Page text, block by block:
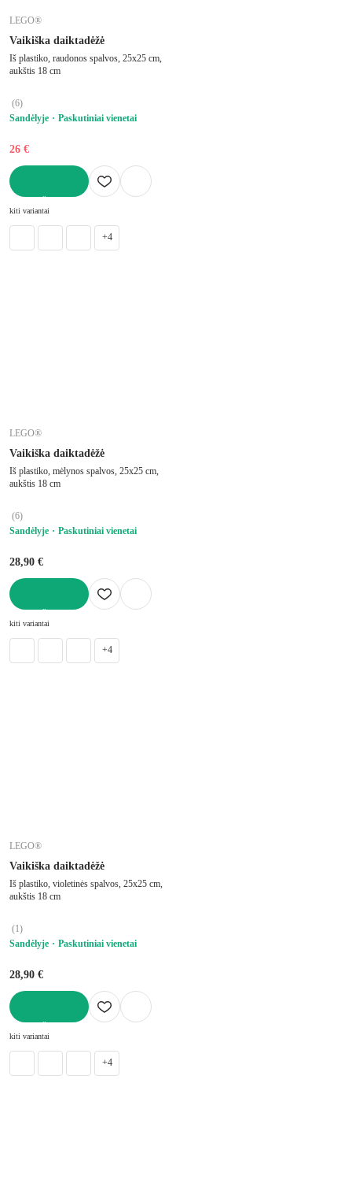
LEGO®
Vaikiška daiktadėžė
Iš plastiko, raudonos spalvos, 25x25 cm,
aukštis 18 cm
(6)
Sandėlyje
Paskutiniai vienetai
26 €
kiti variantai
+4
LEGO®
Vaikiška daiktadėžė
Iš plastiko, mėlynos spalvos, 25x25 cm,
aukštis 18 cm
(6)
Sandėlyje
Paskutiniai vienetai
28,90 €
kiti variantai
+4
LEGO®
Vaikiška daiktadėžė
Iš plastiko, violetinės spalvos, 25x25 cm,
aukštis 18 cm
(1)
Sandėlyje
Paskutiniai vienetai
28,90 €
kiti variantai
+4